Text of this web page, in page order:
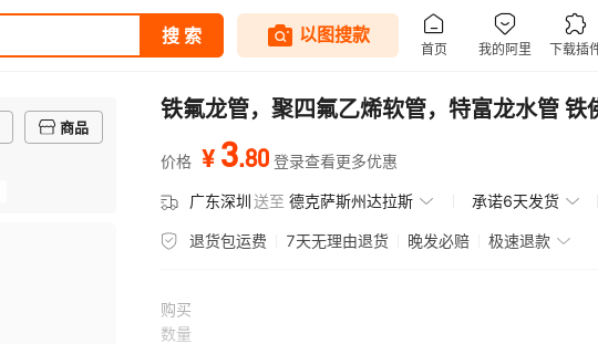
商品
铁氟龙管，聚四氟乙烯软管，特富龙水管 铁
价格 ¥ 3.80 登录查看更多优惠
广东深圳送至 德克萨斯州达拉斯 承诺6天发货
退货包运费 7天无理由退货 晚发必赔 极速退款
购买
数量